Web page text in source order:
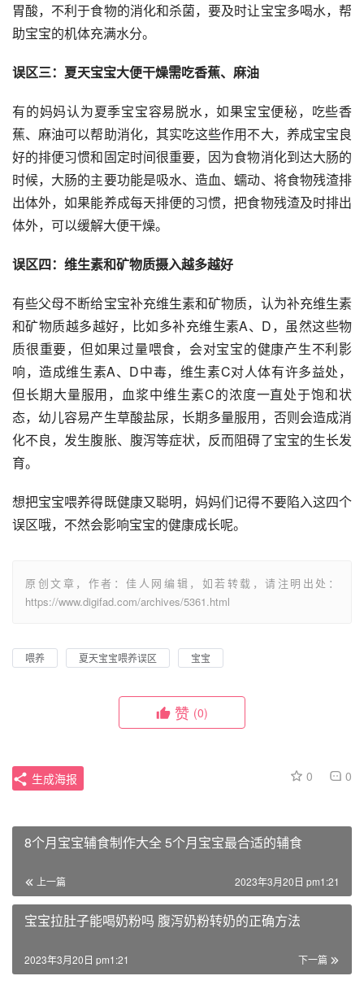
胃酸，不利于食物的消化和杀菌，要及时让宝宝多喝水，帮
助宝宝的机体充满水分。
误区三：夏天宝宝大便干燥需吃香蕉、麻油
有的妈妈认为夏季宝宝容易脱水，如果宝宝便秘，吃些香
蕉、麻油可以帮助消化，其实吃这些作用不大，养成宝宝良
好的排便习惯和固定时间很重要，因为食物消化到达大肠的
时候，大肠的主要功能是吸水、造血、蠕动、将食物残渣排
出体外，如果能养成每天排便的习惯，把食物残渣及时排出
体外，可以缓解大便干燥。
误区四：维生素和矿物质摄入越多越好
有些父母不断给宝宝补充维生素和矿物质，认为补充维生素
和矿物质越多越好，比如多补充维生素A、D，虽然这些物
质很重要，但如果过量喂食，会对宝宝的健康产生不利影
响，造成维生素A、D中毒，维生素C对人体有许多益处，
但长期大量服用，血浆中维生素C的浓度一直处于饱和状
态，幼儿容易产生草酸盐尿，长期多量服用，否则会造成消
化不良，发生腹胀、腹泻等症状，反而阻碍了宝宝的生长发
育。
想把宝宝喂养得既健康又聪明，妈妈们记得不要陷入这四个
误区哦，不然会影响宝宝的健康成长呢。
原创文章，作者：佳人网编辑，如若转载，请注明出处：
https://www.digifad.com/archives/5361.html
喂养 夏天宝宝喂养误区 宝宝
赞 (0)
0 0
生成海报
8个月宝宝辅食制作大全 5个月宝宝最合适的辅食
上一篇 2023年3月20日 pm1:21
宝宝拉肚子能喝奶粉吗 腹泻奶粉转奶的正确方法
下一篇
2023年3月20日 pm1:21